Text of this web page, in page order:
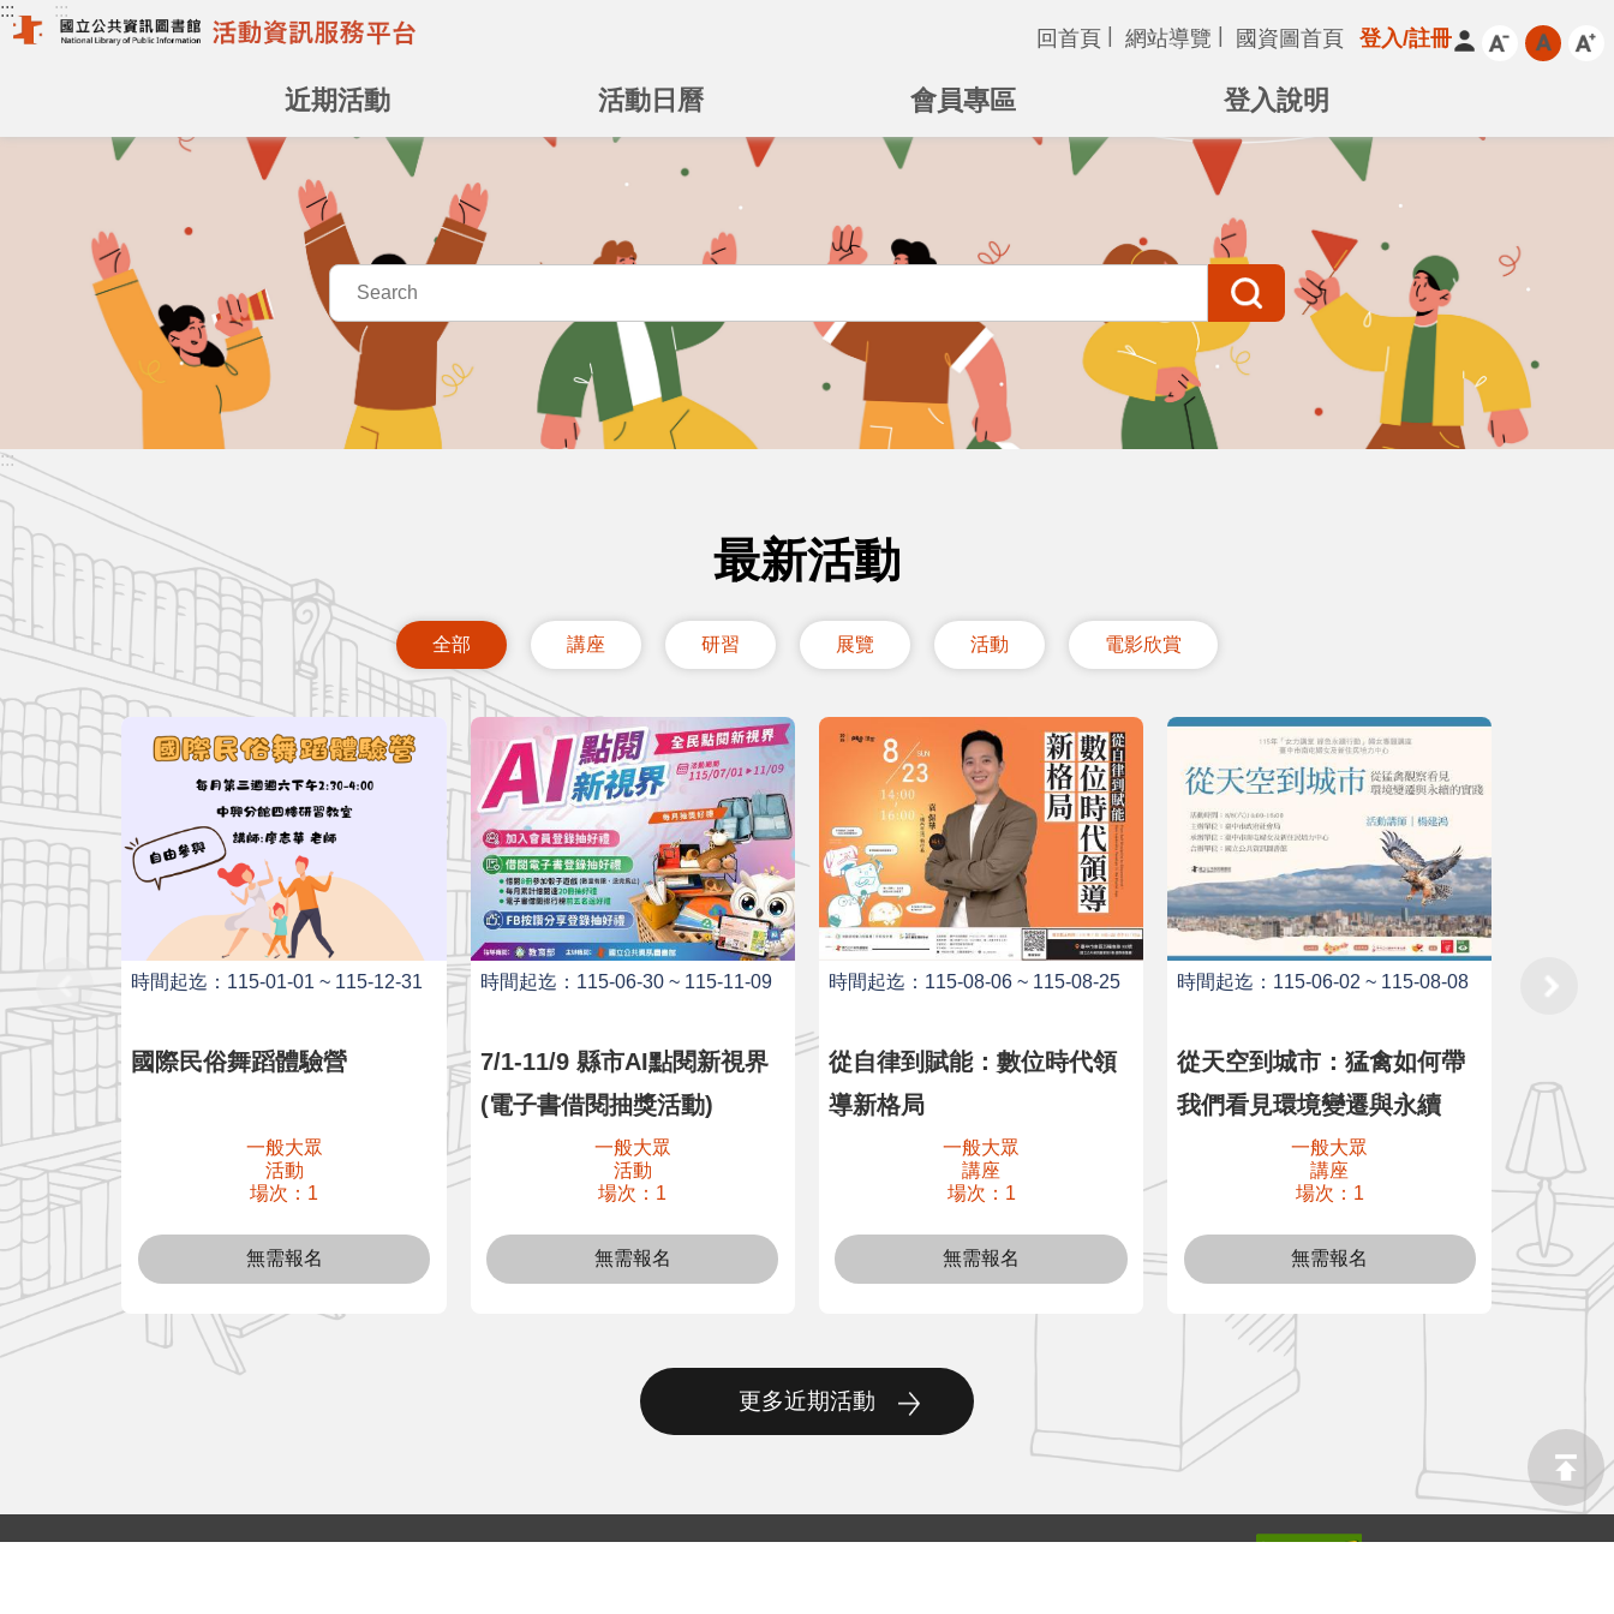
:::
跳到主要內容區塊
:::
回首頁 網站導覽 國資圖首頁 登入/註冊
近期活動 活動日曆 會員專區 登入說明
:::
最新活動
全部 講座 研習 展覽 活動 電影欣賞
時間起迄：115-01-01 ~ 115-12-31
國際民俗舞蹈體驗營
一般大眾
活動
場次：1
無需報名
時間起迄：115-06-30 ~ 115-11-09
7/1-11/9 縣市AI點閱新視界
(電子書借閱抽獎活動)
一般大眾
活動
場次：1
無需報名
時間起迄：115-08-06 ~ 115-08-25
從自律到賦能：數位時代領
導新格局
一般大眾
講座
場次：1
無需報名
時間起迄：115-06-02 ~ 115-08-08
從天空到城市：猛禽如何帶
我們看見環境變遷與永續
一般大眾
講座
場次：1
無需報名
時間起
共存之
更多近期活動